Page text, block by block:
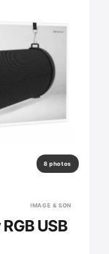
8 photos
IMAGE & SON
USB